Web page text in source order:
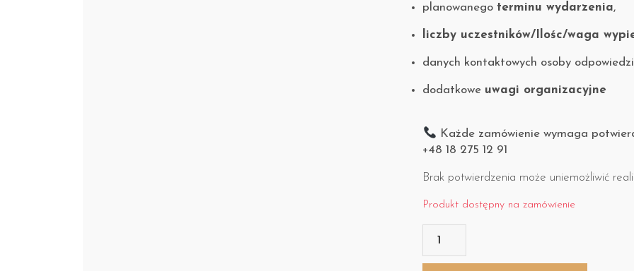
planowanego terminu wydarzenia,
liczby uczestników/Ilośc/waga
danych kontaktowych osoby
dodatkowe uwagi organizacyjne
Każde zamówienie wymaga
+48 18 275 12 91
Brak potwierdzenia może uniemożliwić
Produkt dostępny na zamówienie